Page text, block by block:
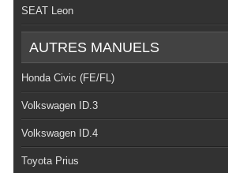
SEAT Leon
AUTRES MANUELS
Honda Civic (FE/FL)
Volkswagen ID.3
Volkswagen ID.4
Toyota Prius